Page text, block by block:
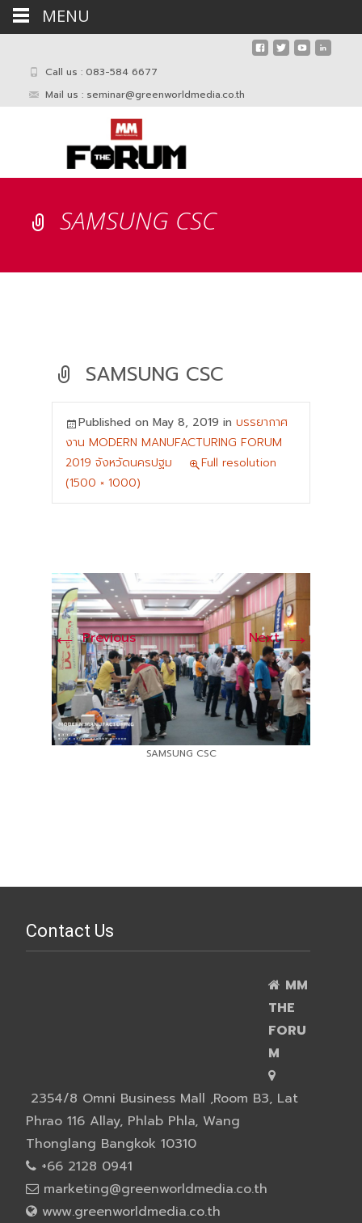
Call us : 083-584 6677
Mail us : seminar@greenworldmedia.co.th
SAMSUNG CSC
SAMSUNG CSC
Published on May 8, 2019 in บรรยากาศ
งาน MODERN MANUFACTURING FORUM
2019 จังหวัดนครปฐม
Full resolution
(1500 × 1000)
←Previous Next→
SAMSUNG CSC
Contact Us
MM
THE
FORU
M
2354/8 Omni Business Mall ,Room B3, Lat
Phrao 116 Allay, Phlab Phla, Wang
Thonglang Bangkok 10310
+66 2128 0941
marketing@greenworldmedia.co.th
www.greenworldmedia.co.th
MENU